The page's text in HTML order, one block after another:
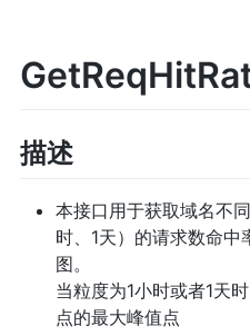
描述
本接口用于获取域名不
时、1天）的请求数命
图。
当粒度为1小时或者1天
点的最大峰值点